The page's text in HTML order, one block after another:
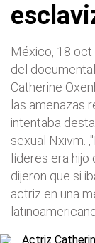
México, 18 oct
del
Catherine
las amenazas
intentaba
sexual Nxivm.
líderes era
dijeron que si
actriz en una